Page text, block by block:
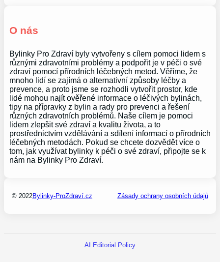
O nás
Bylinky Pro Zdraví byly vytvořeny s cílem pomoci lidem s
různými zdravotními problémy a podpořit je v péči o své
zdraví pomocí přírodních léčebných metod. Věříme, že
mnoho lidí se zajímá o alternativní způsoby léčby a
prevence, a proto jsme se rozhodli vytvořit prostor, kde
lidé mohou najít ověřené informace o léčivých bylinách,
tipy na přípravky z bylin a rady pro prevenci a řešení
různých zdravotních problémů. Naše cílem je pomoci
lidem zlepšit své zdraví a kvalitu života, a to
prostřednictvím vzdělávání a sdílení informací o přírodních
léčebných metodách. Pokud se chcete dozvědět více o
tom, jak využívat bylinky k péči o své zdraví, připojte se k
nám na Bylinky Pro Zdraví.
© 2022Bylinky-ProZdraví.cz Zásady ochrany osobních údajů
AI Editorial Policy